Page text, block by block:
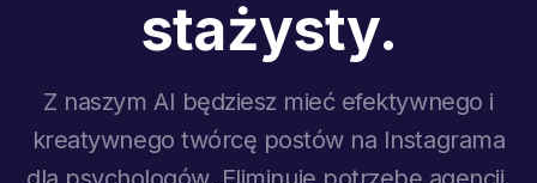
stażysty.
Z naszym AI będziesz mieć efektywnego i
kreatywnego twórcę postów na Instagrama